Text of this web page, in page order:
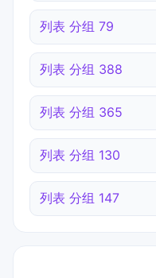
列表 分组 79
列表 分组 388
列表 分组 365
列表 分组 130
列表 分组 147